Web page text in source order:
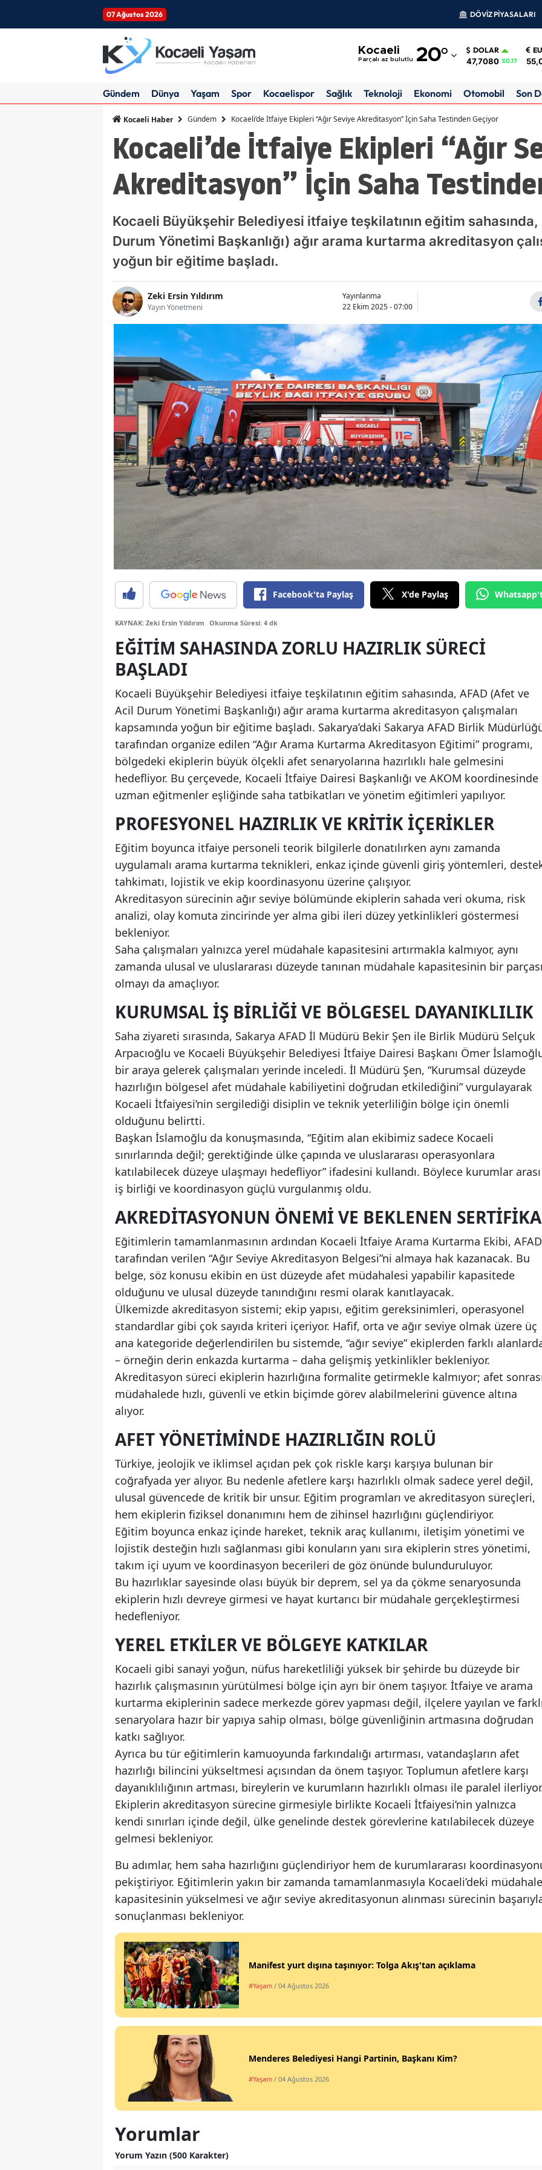
07 Ağustos 2026 DÖVİZ PİYASALARI
Kocaeli
Parçalı az bulutlu 20°
Adıyaman
Amasya
Ankara
Antalya
Aydın
Bilecik
Bingöl
Bitlis
Bolu
Burdur
Bursa
Çanakkale
Çankırı
Çorum
Diyarbakır
Edirne
Elazığ
Erzincan
Eskişehir
Giresun
Gümüşhane
Hakkari
Hatay
Mersin
İstanbul
İzmir
Kars
Kayseri
Kırşehir
Kocaeli
Konya
Malatya
Kahramanmaraş
Mardin
Muş
Nevşehir
Niğde
Rize
Sakarya
Samsun
Siirt
Tekirdağ
Tokat
Trabzon
Tunceli
Şanlıurfa
Uşak
Yozgat
Zonguldak
Aksaray
Bayburt
Karaman
Kırıkkale
Batman
Şırnak
Ardahan
Iğdır
Kilis
DOLAR
47,7080 %0.17
Gündem Dünya Yaşam Spor Kocaelispor Sağlık Teknoloji Ekonomi Otomobil Son
Kocaeli Haber Gündem Kocaeli’de İtfaiye Ekipleri “Ağır Seviye Akreditasyon” İçin Saha Testinden Geçiyor
Kocaeli’de İtfaiye Ekipleri “Ağır
Akreditasyon” İçin Saha
Kocaeli Büyükşehir Belediyesi itfaiye teşkilatının eğitim
Durum Yönetimi Başkanlığı) ağır arama kurtarma akreditasyon
yoğun bir eğitime başladı.
Zeki Ersin Yıldırım
Yayın Yönetmeni
Yayınlanma
22 Ekim 2025 - 07:00
Facebook'ta Paylaş X'de Paylaş
KAYNAK: Zeki Ersin Yıldırım Okunma Süresi: 4 dk
EĞITIM SAHASINDA ZORLU HAZIRLIK SÜRECI
BAŞLADI
Kocaeli Büyükşehir Belediyesi itfaiye teşkilatının eğitim sahasında, AFAD (Afet ve
Acil Durum Yönetimi Başkanlığı) ağır arama kurtarma akreditasyon çalışmaları
kapsamında yoğun bir eğitime başladı. Sakarya’daki Sakarya AFAD Birlik
tarafından organize edilen “Ağır Arama Kurtarma Akreditasyon Eğitimi” programı,
bölgedeki ekiplerin büyük ölçekli afet senaryolarına hazırlıklı hale gelmesini
hedefliyor. Bu çerçevede, Kocaeli İtfaiye Dairesi Başkanlığı ve AKOM koordinesinde
uzman eğitmenler eşliğinde saha tatbikatları ve yönetim eğitimleri yapılıyor.
PROFESYONEL HAZIRLIK VE KRITIK İÇERIKLER
Eğitim boyunca itfaiye personeli teorik bilgilerle donatılırken aynı zamanda
uygulamalı arama kurtarma teknikleri, enkaz içinde güvenli giriş yöntemleri,
tahkimatı, lojistik ve ekip koordinasyonu üzerine çalışıyor.
Akreditasyon sürecinin ağır seviye bölümünde ekiplerin sahada veri okuma, risk
analizi, olay komuta zincirinde yer alma gibi ileri düzey yetkinlikleri göstermesi
bekleniyor.
Saha çalışmaları yalnızca yerel müdahale kapasitesini artırmakla kalmıyor, aynı
zamanda ulusal ve uluslararası düzeyde tanınan müdahale kapasitesinin bir
olmayı da amaçlıyor.
KURUMSAL İŞ BIRLIĞI VE BÖLGESEL DAYANIKLILIK
Saha ziyareti sırasında, Sakarya AFAD İl Müdürü Bekir Şen ile Birlik Müdürü Selçuk
Arpacıoğlu ve Kocaeli Büyükşehir Belediyesi İtfaiye Dairesi Başkanı Ömer
bir araya gelerek çalışmaları yerinde inceledi. İl Müdürü Şen, “Kurumsal düzeyde
hazırlığın bölgesel afet müdahale kabiliyetini doğrudan etkilediğini” vurgulayarak
Kocaeli İtfaiyesi’nin sergilediği disiplin ve teknik yeterliliğin bölge için önemli
olduğunu belirtti.
Başkan İslamoğlu da konuşmasında, “Eğitim alan ekibimiz sadece Kocaeli
sınırlarında değil; gerektiğinde ülke çapında ve uluslararası operasyonlara
katılabilecek düzeye ulaşmayı hedefliyor” ifadesini kullandı. Böylece kurumlar arası
iş birliği ve koordinasyon güçlü vurgulanmış oldu.
AKREDITASYONUN ÖNEMI VE BEKLENEN SERTIFIKA
Eğitimlerin tamamlanmasının ardından Kocaeli İtfaiye Arama Kurtarma Ekibi, AFAD
tarafından verilen “Ağır Seviye Akreditasyon Belgesi”ni almaya hak kazanacak. Bu
belge, söz konusu ekibin en üst düzeyde afet müdahalesi yapabilir kapasitede
olduğunu ve ulusal düzeyde tanındığını resmi olarak kanıtlayacak.
Ülkemizde akreditasyon sistemi; ekip yapısı, eğitim gereksinimleri, operasyonel
standardlar gibi çok sayıda kriteri içeriyor. Hafif, orta ve ağır seviye olmak üzere üç
ana kategoride değerlendirilen bu sistemde, “ağır seviye” ekiplerden farklı
– örneğin derin enkazda kurtarma – daha gelişmiş yetkinlikler bekleniyor.
Akreditasyon süreci ekiplerin hazırlığına formalite getirmekle kalmıyor; afet
müdahalede hızlı, güvenli ve etkin biçimde görev alabilmelerini güvence altına
alıyor.
AFET YÖNETIMINDE HAZIRLIĞIN ROLÜ
Türkiye, jeolojik ve iklimsel açıdan pek çok riskle karşı karşıya bulunan bir
coğrafyada yer alıyor. Bu nedenle afetlere karşı hazırlıklı olmak sadece yerel değil,
ulusal güvencede de kritik bir unsur. Eğitim programları ve akreditasyon süreçleri,
hem ekiplerin fiziksel donanımını hem de zihinsel hazırlığını güçlendiriyor.
Eğitim boyunca enkaz içinde hareket, teknik araç kullanımı, iletişim yönetimi ve
lojistik desteğin hızlı sağlanması gibi konuların yanı sıra ekiplerin stres yönetimi,
takım içi uyum ve koordinasyon becerileri de göz önünde bulunduruluyor.
Bu hazırlıklar sayesinde olası büyük bir deprem, sel ya da çökme senaryosunda
ekiplerin hızlı devreye girmesi ve hayat kurtarıcı bir müdahale gerçekleştirmesi
hedefleniyor.
YEREL ETKILER VE BÖLGEYE KATKILAR
Kocaeli gibi sanayi yoğun, nüfus hareketliliği yüksek bir şehirde bu düzeyde bir
hazırlık çalışmasının yürütülmesi bölge için ayrı bir önem taşıyor. İtfaiye ve arama
kurtarma ekiplerinin sadece merkezde görev yapması değil, ilçelere yayılan ve
senaryolara hazır bir yapıya sahip olması, bölge güvenliğinin artmasına doğrudan
katkı sağlıyor.
Ayrıca bu tür eğitimlerin kamuoyunda farkındalığı artırması, vatandaşların afet
hazırlığı bilincini yükseltmesi açısından da önem taşıyor. Toplumun afetlere karşı
dayanıklılığının artması, bireylerin ve kurumların hazırlıklı olması ile paralel
Ekiplerin akreditasyon sürecine girmesiyle birlikte Kocaeli İtfaiyesi’nin yalnızca
kendi sınırları içinde değil, ülke genelinde destek görevlerine katılabilecek düzeye
gelmesi bekleniyor.
Bu adımlar, hem saha hazırlığını güçlendiriyor hem de kurumlararası
pekiştiriyor. Eğitimlerin yakın bir zamanda tamamlanmasıyla Kocaeli’deki müdahale
kapasitesinin yükselmesi ve ağır seviye akreditasyonun alınması sürecinin
sonuçlanması bekleniyor.
Manifest yurt dışına taşınıyor: Tolga Akış'tan açıklama
#Yaşam / 04 Ağustos 2026
Menderes Belediyesi Hangi Partinin, Başkanı Kim?
#Yaşam / 04 Ağustos 2026
Yorumlar
Yorum Yazın (500 Karakter)